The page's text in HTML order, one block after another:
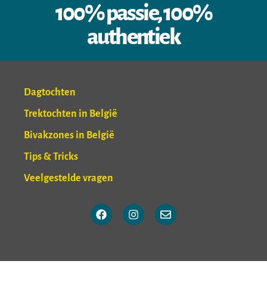
100% passie, 100%
authentiek
Dagtochten
Trektochten in België
Bivakzones in België
Tips & Tricks
Veelgestelde vragen